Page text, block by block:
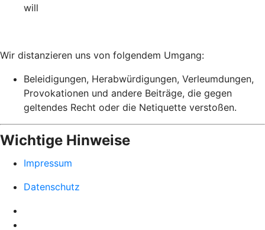
will
Wir distanzieren uns von folgendem Umgang:
Beleidigungen, Herabwürdigungen, Verleumdungen,
Provokationen und andere Beiträge, die gegen
geltendes Recht oder die Netiquette verstoßen.
Wichtige Hinweise
Impressum
Datenschutz